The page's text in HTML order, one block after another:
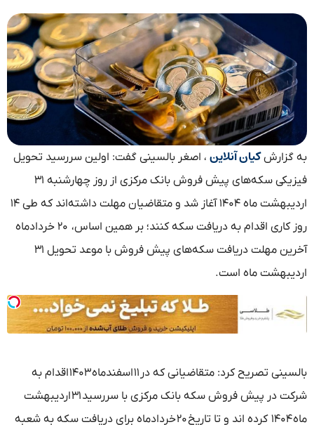
به گزارشکیان آنلاین ، اصغر بالسینی گفت: اولین سررسید تحویل
فیزیکی سکه‌های پیش فروش بانک مرکزی از روز چهارشنبه ۳۱
اردیبهشت ماه ۱۴۰۴ آغاز شد و متقاضیان مهلت داشته‌اند که طی ۱۴
روز کاری اقدام به دریافت سکه کنند؛ بر همین اساس، ۲۰ خردادماه
آخرین مهلت دریافت سکه‌های پیش فروش با موعد تحویل ۳۱
اردیبهشت ماه است.
بالسینی تصریح کرد: متقاضیانی که در ۱۱ اسفندماه ۱۴۰۳ اقدام به
شرکت در پیش فروش سکه بانک مرکزی با سررسید ۳۱ اردیبهشت
ماه ۱۴۰۴ کرده اند و تا تاریخ ۲۰ خردادماه برای دریافت سکه به شعبه